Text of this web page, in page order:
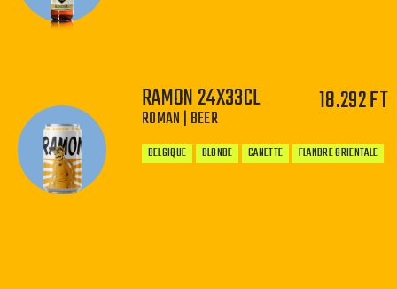
− +
RAMON 24X33CL
ROMAN | BEER
18.292 FT
BELGIQUE BLONDE CANETTE FLANDRE ORIENTALE